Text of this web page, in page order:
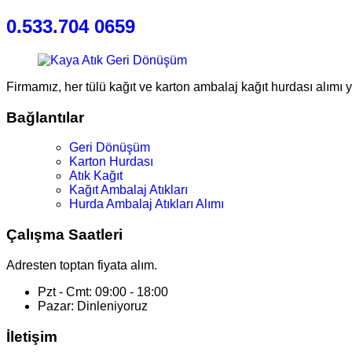
0.533.704 0659
Firmamız, her tülü kağıt ve karton ambalaj kağıt hurdası alımı
Bağlantılar
Geri Dönüşüm
Karton Hurdası
Atık Kağıt
Kağıt Ambalaj Atıkları
Hurda Ambalaj Atıkları Alımı
Çalışma Saatleri
Adresten toptan fiyata alım.
Pzt - Cmt: 09:00 - 18:00
Pazar: Dinleniyoruz
İletişim